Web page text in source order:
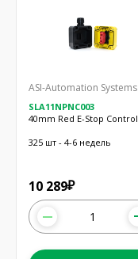
SLA11NPNC003
40mm Red E-Stop Control
325 шт - 4-6 недель
10 289₽